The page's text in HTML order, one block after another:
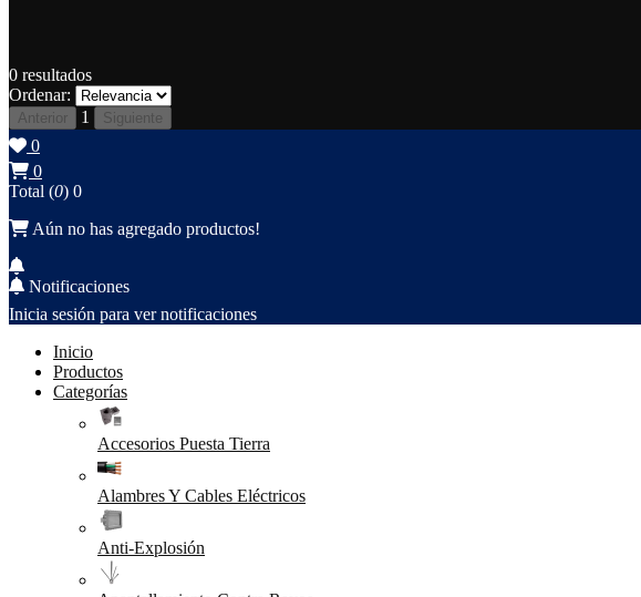
0 resultados
Ordenar:
Anterior 1 Siguiente
0
0
Total (0) 0
Aún no has agregado productos!
Notificaciones
Inicia sesión para ver notificaciones
Inicio
Productos
Categorías
Accesorios Puesta Tierra
Alambres Y Cables Eléctricos
Anti-Explosión